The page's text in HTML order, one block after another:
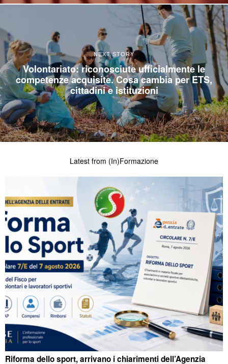
NEXT STORY
Volontariato: riconosciute ufficialmente le
competenze acquisite. Cosa cambia per ETS,
cittadini e istituzioni
Latest from (In)Formazione
Riforma dello sport, arrivano i chiarimenti dell’Agenzia